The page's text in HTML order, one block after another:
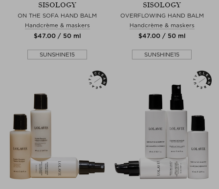
SISOLOGY
ON THE SOFA HAND BALM
Handcrème & maskers
$‌47.00 / 50 ml
SUNSHINE15
SISOLOGY
OVERFLOWING HAND BALM
Handcrème & maskers
$‌47.00 / 50 ml
SUNSHINE15